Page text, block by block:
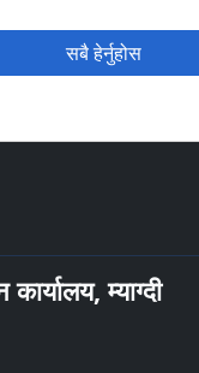
सबै हेर्नुहोस
म्याग्दी